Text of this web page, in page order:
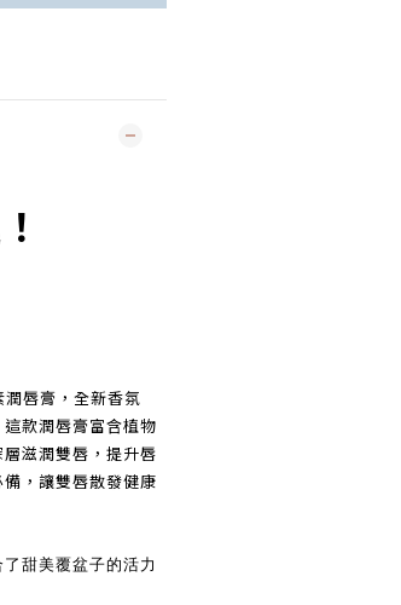
唇膏，全新香氛
款潤唇膏富含植物
滋潤雙唇，提升唇
，讓雙唇散發健康
甜美覆盆子的活力